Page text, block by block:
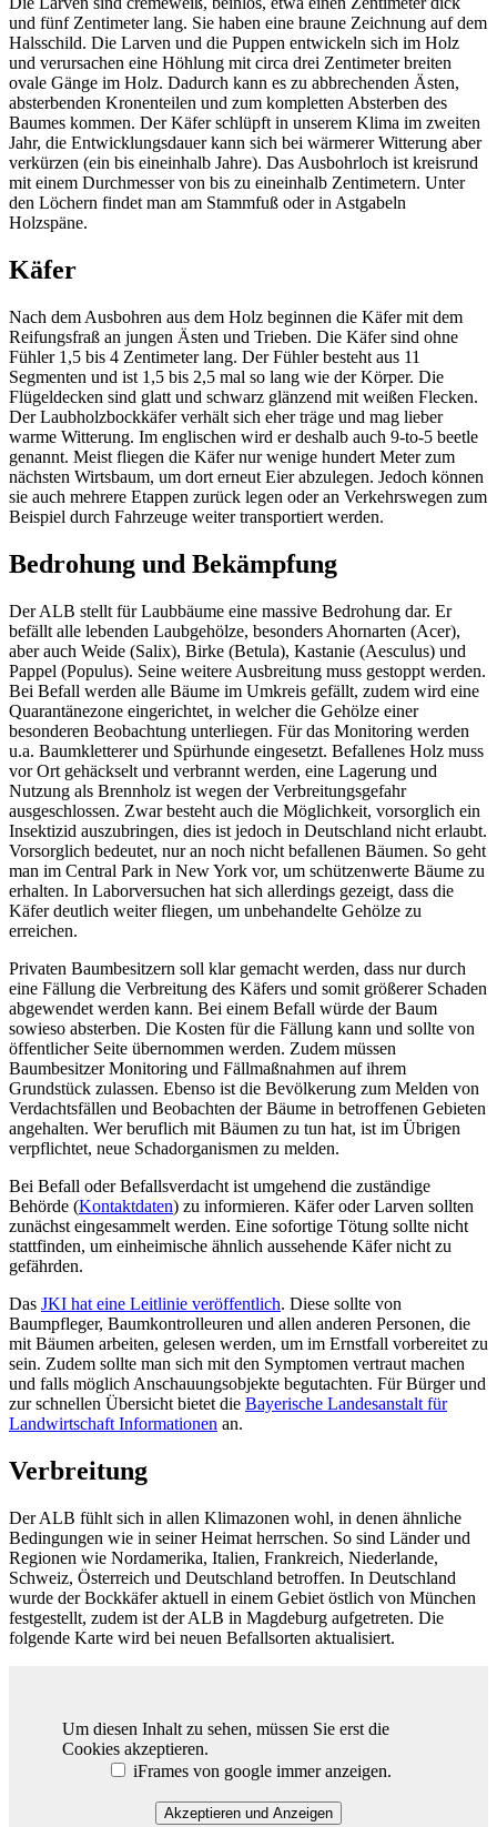
und fünf Zentimeter lang. Sie haben eine braune Zeichnung auf dem
Halsschild. Die Larven und die Puppen entwickeln sich im Holz
und verursachen eine Höhlung mit circa drei Zentimeter breiten
ovale Gänge im Holz. Dadurch kann es zu abbrechenden Ästen,
absterbenden Kronenteilen und zum kompletten Absterben des
Baumes kommen. Der Käfer schlüpft in unserem Klima im zweiten
Jahr, die Entwicklungsdauer kann sich bei wärmerer Witterung aber
verkürzen (ein bis eineinhalb Jahre). Das Ausbohrloch ist kreisrund
mit einem Durchmesser von bis zu eineinhalb Zentimetern. Unter
den Löchern findet man am Stammfuß oder in Astgabeln
Holzspäne.
Käfer
Nach dem Ausbohren aus dem Holz beginnen die Käfer mit dem
Reifungsfraß an jungen Ästen und Trieben. Die Käfer sind ohne
Fühler 1,5 bis 4 Zentimeter lang. Der Fühler besteht aus 11
Segmenten und ist 1,5 bis 2,5 mal so lang wie der Körper. Die
Flügeldecken sind glatt und schwarz glänzend mit weißen Flecken.
Der Laubholzbockkäfer verhält sich eher träge und mag lieber
warme Witterung. Im englischen wird er deshalb auch 9-to-5 beetle
genannt. Meist fliegen die Käfer nur wenige hundert Meter zum
nächsten Wirtsbaum, um dort erneut Eier abzulegen. Jedoch können
sie auch mehrere Etappen zurück legen oder an Verkehrswegen zum
Beispiel durch Fahrzeuge weiter transportiert werden.
Bedrohung und Bekämpfung
Der ALB stellt für Laubbäume eine massive Bedrohung dar. Er
befällt alle lebenden Laubgehölze, besonders Ahornarten (Acer),
aber auch Weide (Salix), Birke (Betula), Kastanie (Aesculus) und
Pappel (Populus). Seine weitere Ausbreitung muss gestoppt werden.
Bei Befall werden alle Bäume im Umkreis gefällt, zudem wird eine
Quarantänezone eingerichtet, in welcher die Gehölze einer
besonderen Beobachtung unterliegen. Für das Monitoring werden
u.a. Baumkletterer und Spürhunde eingesetzt. Befallenes Holz muss
vor Ort gehäckselt und verbrannt werden, eine Lagerung und
Nutzung als Brennholz ist wegen der Verbreitungsgefahr
ausgeschlossen. Zwar besteht auch die Möglichkeit, vorsorglich ein
Insektizid auszubringen, dies ist jedoch in Deutschland nicht erlaubt.
Vorsorglich bedeutet, nur an noch nicht befallenen Bäumen. So geht
man im Central Park in New York vor, um schützenwerte Bäume zu
erhalten. In Laborversuchen hat sich allerdings gezeigt, dass die
Käfer deutlich weiter fliegen, um unbehandelte Gehölze zu
erreichen.
Privaten Baumbesitzern soll klar gemacht werden, dass nur durch
eine Fällung die Verbreitung des Käfers und somit größerer Schaden
abgewendet werden kann. Bei einem Befall würde der Baum
sowieso absterben. Die Kosten für die Fällung kann und sollte von
öffentlicher Seite übernommen werden. Zudem müssen
Baumbesitzer Monitoring und Fällmaßnahmen auf ihrem
Grundstück zulassen. Ebenso ist die Bevölkerung zum Melden von
Verdachtsfällen und Beobachten der Bäume in betroffenen Gebieten
angehalten. Wer beruflich mit Bäumen zu tun hat, ist im Übrigen
verpflichtet, neue Schadorganismen zu melden.
Bei Befall oder Befallsverdacht ist umgehend die zuständige
Behörde (Kontaktdaten) zu informieren. Käfer oder Larven sollten
zunächst eingesammelt werden. Eine sofortige Tötung sollte nicht
stattfinden, um einheimische ähnlich aussehende Käfer nicht zu
gefährden.
Das JKI hat eine Leitlinie veröffentlich. Diese sollte von
Baumpfleger, Baumkontrolleuren und allen anderen Personen, die
mit Bäumen arbeiten, gelesen werden, um im Ernstfall vorbereitet zu
sein. Zudem sollte man sich mit den Symptomen vertraut machen
und falls möglich Anschauungsobjekte begutachten. Für Bürger und
zur schnellen Übersicht bietet die Bayerische Landesanstalt für
Landwirtschaft Informationen an.
Verbreitung
Der ALB fühlt sich in allen Klimazonen wohl, in denen ähnliche
Bedingungen wie in seiner Heimat herrschen. So sind Länder und
Regionen wie Nordamerika, Italien, Frankreich, Niederlande,
Schweiz, Österreich und Deutschland betroffen. In Deutschland
wurde der Bockkäfer aktuell in einem Gebiet östlich von München
festgestellt, zudem ist der ALB in Magdeburg aufgetreten. Die
folgende Karte wird bei neuen Befallsorten aktualisiert.
Um diesen Inhalt zu sehen, müssen Sie erst die
Cookies akzeptieren.
iFrames von google immer anzeigen.
Akzeptieren und Anzeigen